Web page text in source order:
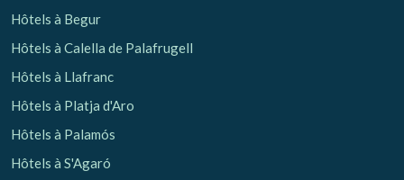
Hôtels à Begur
Hôtels à Calella de Palafrugell
Hôtels à Llafranc
Hôtels à Platja d'Aro
Hôtels à Palamós
Hôtels à S'Agaró